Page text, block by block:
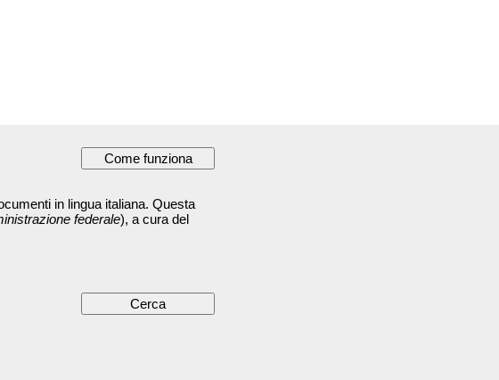
in lingua italiana. Questa
federale), a cura del